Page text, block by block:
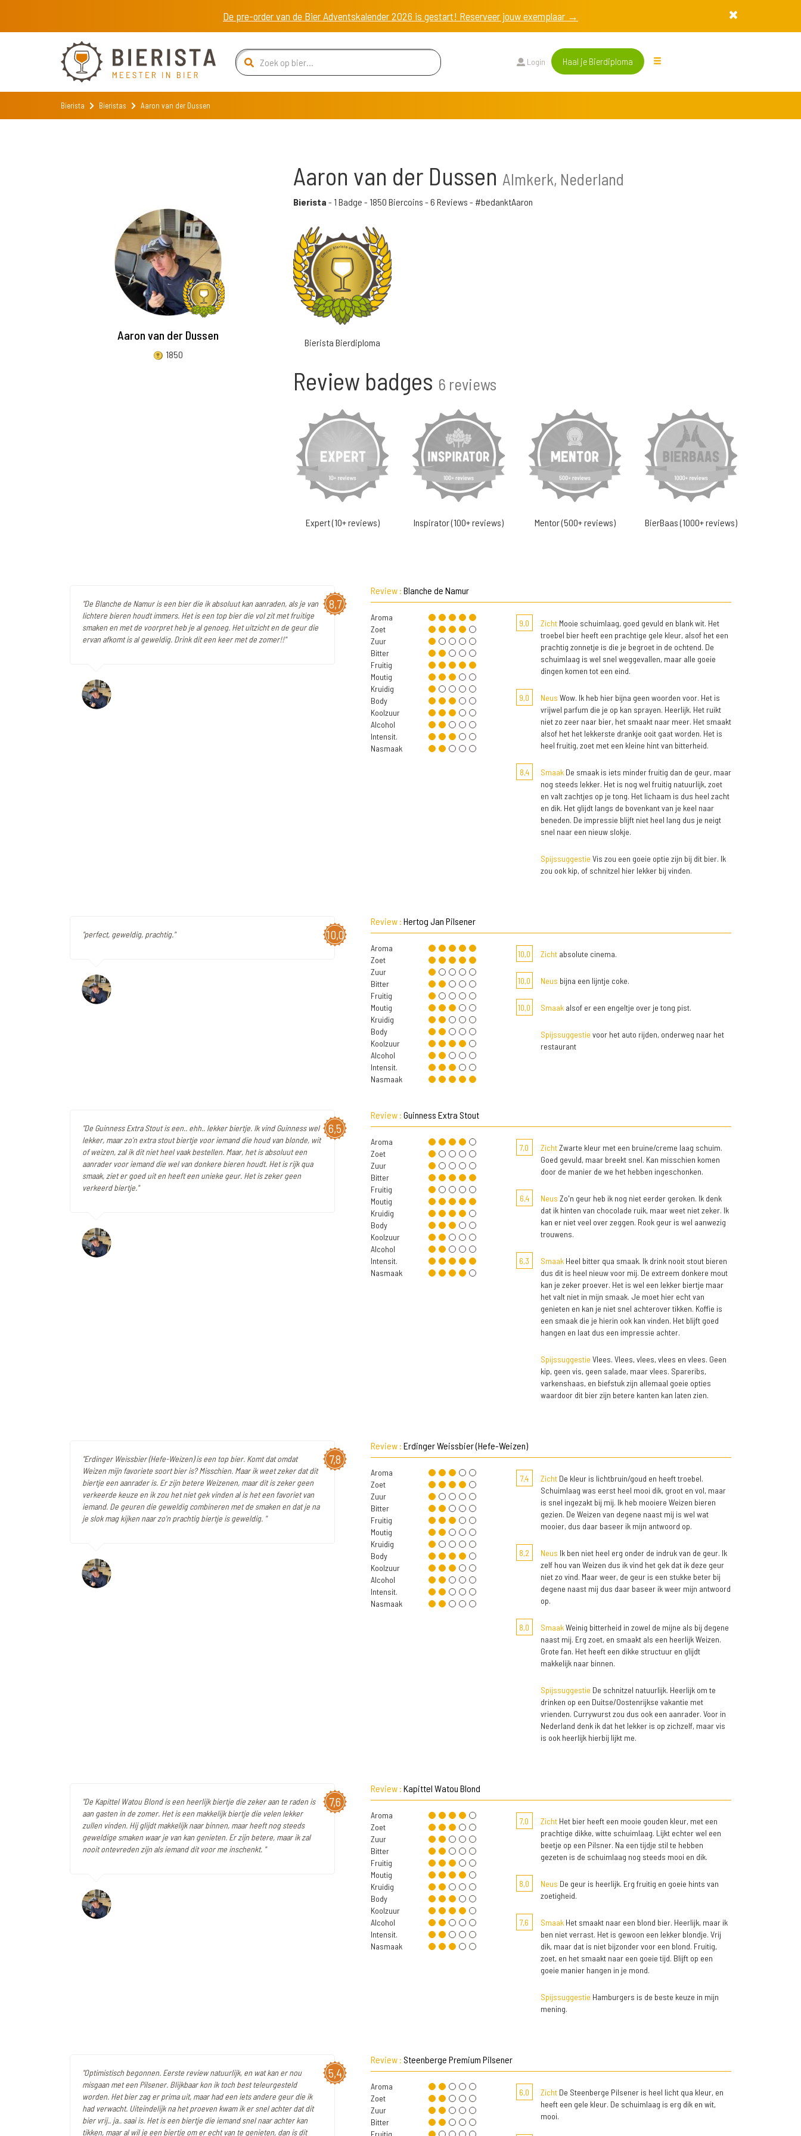
De pre-order van de Bier Adventskalender 2026 is gestart! Reserveer jouw exemplaar →
Login Haal je Bierdiploma
Bierista Bieristas Aaron van der Dussen
Aaron van der Dussen
1850
Aaron van der Dussen Almkerk, Nederland
Bierista - 1 Badge - 1850 Biercoins - 6 Reviews - #bedanktAaron
Bierista Bierdiploma
Review badges 6 reviews
Expert (10+ reviews) Inspirator (100+ reviews) Mentor (500+ reviews) BierBaas (1000+ reviews)
8,7
"De Blanche de Namur is een bier die ik absoluut kan aanraden, als je van
lichtere bieren houdt immers. Het is een top bier die vol zit met fruitige
smaken en met de voorpret heb je al genoeg. Het uitzicht en de geur die
ervan afkomt is al geweldig. Drink dit een keer met de zomer!!"
Review : Blanche de Namur
Aroma
Zoet
Zuur
Bitter
Fruitig
Moutig
Kruidig
Body
Koolzuur
Alcohol
Intensit.
Nasmaak
9,0 ZichtMooie schuimlaag, goed gevuld en blank wit. Het
troebel bier heeft een prachtige gele kleur, alsof het een
prachtig zonnetje is die je begroet in de ochtend. De
schuimlaag is wel snel weggevallen, maar alle goeie
dingen komen tot een eind.
9,0 Neus Wow. Ik heb hier bijna geen woorden voor. Het is
vrijwel parfum die je op kan sprayen. Heerlijk. Het ruikt
niet zo zeer naar bier, het smaakt naar meer. Het smaakt
alsof het het lekkerste drankje ooit gaat worden. Het is
heel fruitig, zoet met een kleine hint van bitterheid.
8,4 SmaakDe smaak is iets minder fruitig dan de geur, maar
nog steeds lekker. Het is nog wel fruitig natuurlijk, zoet
en valt zachtjes op je tong. Het lichaam is dus heel zacht
en dik. Het glijdt langs de bovenkant van je keel naar
beneden. De impressie blijft niet heel lang dus je neigt
snel naar een nieuw slokje.
Spijssuggestie Vis zou een goeie optie zijn bij dit bier. Ik
zou ook kip, of schnitzel hier lekker bij vinden.
10,0
"perfect, geweldig, prachtig."
Review : Hertog Jan Pilsener
Aroma
Zoet
Zuur
Bitter
Fruitig
Moutig
Kruidig
Body
Koolzuur
Alcohol
Intensit.
Nasmaak
10,0 Zichtabsolute cinema.
10,0 Neus bijna een lijntje coke.
10,0 Smaakalsof er een engeltje over je tong pist.
Spijssuggestie voor het auto rijden, onderweg naar het
restaurant
6,5
"De Guinness Extra Stout is een.. ehh.. lekker biertje. Ik vind Guinness wel
lekker, maar zo'n extra stout biertje voor iemand die houd van blonde, wit
of weizen, zal ik dit niet heel vaak bestellen. Maar, het is absoluut een
aanrader voor iemand die wel van donkere bieren houdt. Het is rijk qua
smaak, ziet er goed uit en heeft een unieke geur. Het is zeker geen
verkeerd biertje."
Review : Guinness Extra Stout
Aroma
Zoet
Zuur
Bitter
Fruitig
Moutig
Kruidig
Body
Koolzuur
Alcohol
Intensit.
Nasmaak
7,0 ZichtZwarte kleur met een bruine/creme laag schuim.
Goed gevuld, maar breekt snel. Kan misschien komen
door de manier de we het hebben ingeschonken.
6,4 Neus Zo'n geur heb ik nog niet eerder geroken. Ik denk
dat ik hinten van chocolade ruik, maar weet niet zeker. Ik
kan er niet veel over zeggen. Rook geur is wel aanwezig
trouwens.
6,3 SmaakHeel bitter qua smaak. Ik drink nooit stout bieren
dus dit is heel nieuw voor mij. De extreem donkere mout
kan je zeker proever. Het is wel een lekker biertje maar
het valt niet in mijn smaak. Je moet hier echt van
genieten en kan je niet snel achterover tikken. Koffie is
een smaak die je hierin ook kan vinden. Het blijft goed
hangen en laat dus een impressie achter.
Spijssuggestie Vlees. Vlees, vlees, vlees en vlees. Geen
kip, geen vis, geen salade, maar vlees. Spareribs,
varkenshaas, en biefstuk zijn allemaal goeie opties
waardoor dit bier zijn betere kanten kan laten zien.
7,8
"Erdinger Weissbier (Hefe-Weizen) is een top bier. Komt dat omdat
Weizen mijn favoriete soort bier is? Misschien. Maar ik weet zeker dat dit
biertje een aanrader is. Er zijn betere Weizenen, maar dit is zeker geen
verkeerde keuze en ik zou het niet gek vinden al is het een favoriet van
iemand. De geuren die geweldig combineren met de smaken en dat je na
je slok mag kijken naar zo'n prachtig biertje is geweldig. "
Review : Erdinger Weissbier (Hefe-Weizen)
Aroma
Zoet
Zuur
Bitter
Fruitig
Moutig
Kruidig
Body
Koolzuur
Alcohol
Intensit.
Nasmaak
7,4 ZichtDe kleur is lichtbruin/goud en heeft troebel.
Schuimlaag was eerst heel mooi dik, groot en vol, maar
is snel ingezakt bij mij. Ik heb mooiere Weizen bieren
gezien. De Weizen van degene naast mij is wel wat
mooier, dus daar baseer ik mijn antwoord op.
8,2 Neus Ik ben niet heel erg onder de indruk van de geur. Ik
zelf hou van Weizen dus ik vind het gek dat ik deze geur
niet zo vind. Maar weer, de geur is een stukke beter bij
degene naast mij dus daar baseer ik weer mijn antwoord
op.
8,0 SmaakWeinig bitterheid in zowel de mijne als bij degene
naast mij. Erg zoet, en smaakt als een heerlijk Weizen.
Grote fan. Het heeft een dikke structuur en glijdt
makkelijk naar binnen.
Spijssuggestie De schnitzel natuurlijk. Heerlijk om te
drinken op een Duitse/Oostenrijkse vakantie met
vrienden. Currywurst zou dus ook een aanrader. Voor in
Nederland denk ik dat het lekker is op zichzelf, maar vis
is ook heerlijk hierbij lijkt me.
7,6
"De Kapittel Watou Blond is een heerlijk biertje die zeker aan te raden is
aan gasten in de zomer. Het is een makkelijk biertje die velen lekker
zullen vinden. Hij glijdt makkelijk naar binnen, maar heeft nog steeds
geweldige smaken waar je van kan genieten. Er zijn betere, maar ik zal
nooit ontevreden zijn als iemand dit voor me inschenkt. "
Review : Kapittel Watou Blond
Aroma
Zoet
Zuur
Bitter
Fruitig
Moutig
Kruidig
Body
Koolzuur
Alcohol
Intensit.
Nasmaak
7,0 ZichtHet bier heeft een mooie gouden kleur, met een
prachtige dikke, witte schuimlaag. Lijkt echter wel een
beetje op een Pilsner. Na een tijdje stil te hebben
gezeten is de schuimlaag nog steeds mooi en dik.
8,0 Neus De geur is heerlijk. Erg fruitig en goeie hints van
zoetigheid.
7,6 SmaakHet smaakt naar een blond bier. Heerlijk, maar ik
ben niet verrast. Het is gewoon een lekker blondje. Vrij
dik, maar dat is niet bijzonder voor een blond. Fruitig,
zoet, en het smaakt naar een goeie tijd. Blijft op een
goeie manier hangen in je mond.
Spijssuggestie Hamburgers is de beste keuze in mijn
mening.
5,4
"Optimistisch begonnen. Eerste review natuurlijk, en wat kan er nou
misgaan met een Pilsener. Blijkbaar kon ik toch best teleurgesteld
worden. Het bier zag er prima uit, maar had een iets andere geur die ik
had verwacht. Uiteindelijk na het proeven kwam ik er snel achter dat dit
bier vrij.. ja.. saai is. Het is een biertje die iemand snel naar achter kan
tikken, maar al wil je een biertje om er echt van te genieten, dan is dit
Review : Steenberge Premium Pilsener
Aroma
Zoet
Zuur
Bitter
Fruitig
6,0 ZichtDe Steenberge Pilsener is heel licht qua kleur, en
heeft een gele kleur. De schuimlaag is erg dik en wit,
mooi.